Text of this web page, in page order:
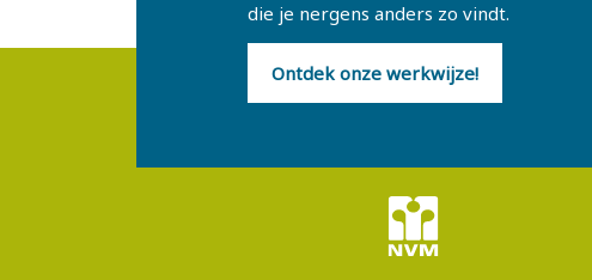
die je nergens anders zo vindt.
Ontdek onze werkwijze!